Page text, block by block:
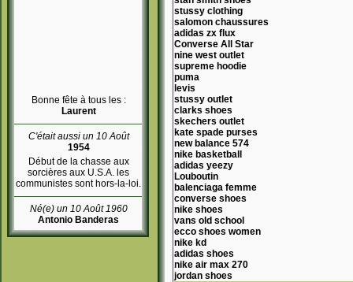
Bonne fête à tous les :
Laurent
C'était aussi un 10 Août
1954
Début de la chasse aux
sorcières aux U.S.A. les
communistes sont hors-la-loi.
Né(e) un 10 Août 1960
Antonio Banderas
stussy clothing
salomon chaussures
adidas zx flux
Converse All Star
nine west outlet
supreme hoodie
puma
levis
stussy outlet
clarks shoes
skechers outlet
kate spade purses
new balance 574
nike basketball
adidas yeezy
Louboutin
balenciaga femme
converse shoes
nike shoes
vans old school
ecco shoes women
nike kd
adidas shoes
nike air max 270
jordan shoes